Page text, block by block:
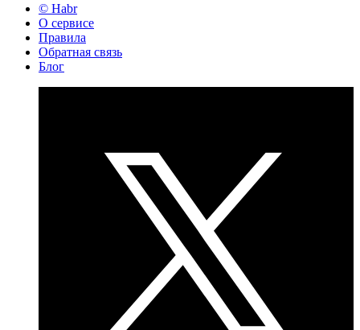
© Habr
О сервисе
Правила
Обратная связь
Блог